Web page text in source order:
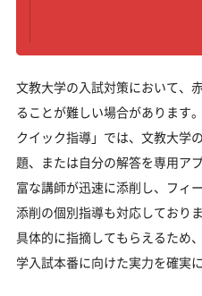
文教大学の入試対策において、
ることが難しい場合があります
クイック指導」では、文教大学
題、または自分の解答を専用ア
富な講師が迅速に添削し、フィ
添削の個別指導も対応しており
具体的に指摘してもらえるため
学入試本番に向けた実力を確実